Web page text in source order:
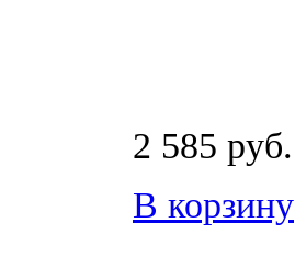
2 585 руб.
В корзину